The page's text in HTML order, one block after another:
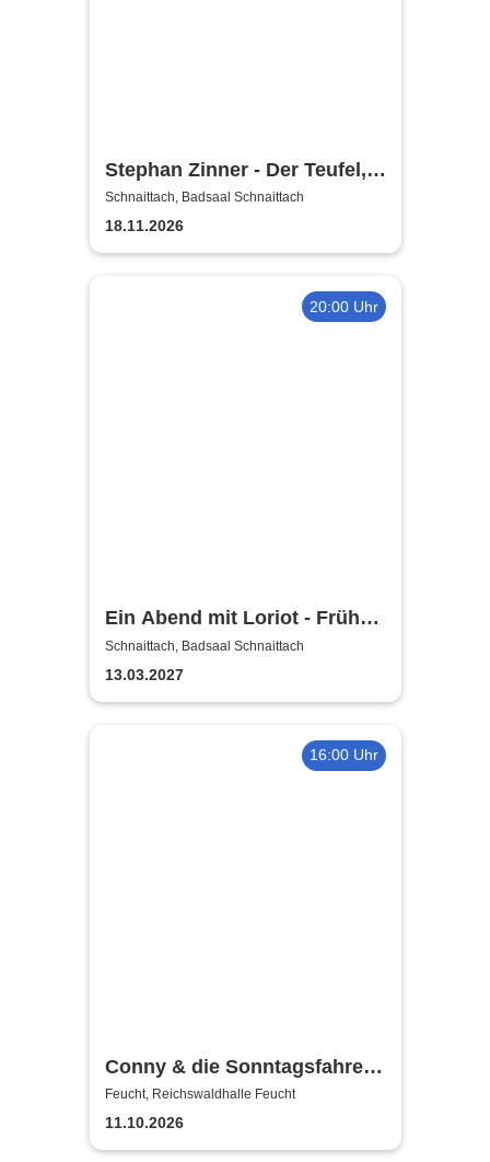
Stephan Zinner - Der Teufel,
das Mädchen, der Blues und
ich
Schnaittach, Badsaal Schnaittach
18.11.2026
20:00 Uhr
Ein Abend mit Loriot - Früher
war mehr Lametta
Schnaittach, Badsaal Schnaittach
13.03.2027
16:00 Uhr
Conny & die Sonntagsfahrer -
Musik liegt in der Luft
Feucht, Reichswaldhalle Feucht
11.10.2026